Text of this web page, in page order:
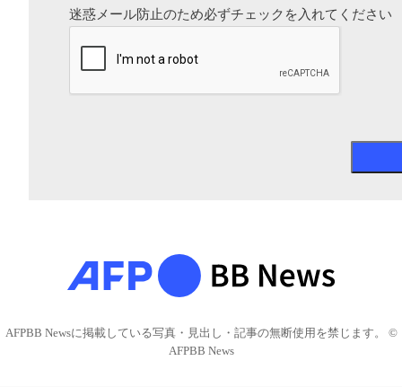
迷惑メール防止のため必ずチェックを入れてください
AFPBB Newsに掲載している写真・見出し・記事の無断使用を禁じます。 ©
AFPBB News